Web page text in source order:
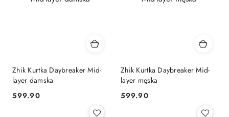
Zhik Kurtka Daybreaker Mid-
layer damska
Cena:
599.90
Zhik Kurtka Daybreaker Mid-
layer męska
Cena:
599.90